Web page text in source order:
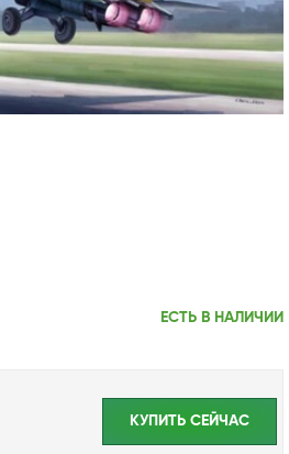
ЕСТЬ В НАЛИЧИИ
КУПИТЬ CЕЙЧАС